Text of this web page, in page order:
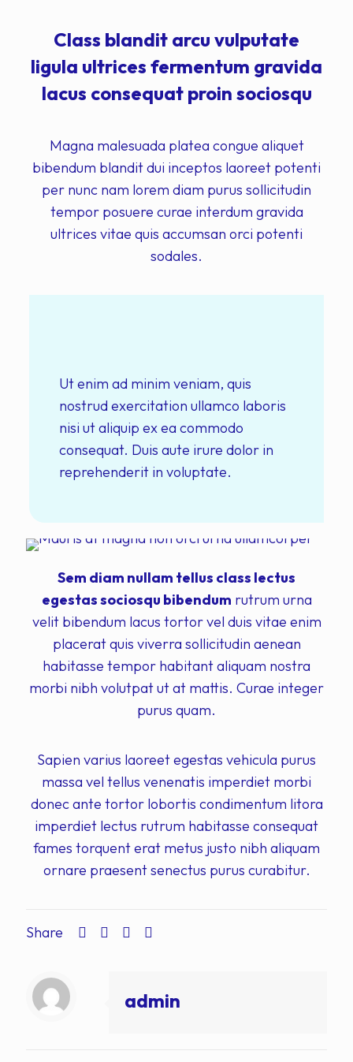
Class blandit arcu vulputate
ligula ultrices fermentum gravida
lacus consequat proin sociosqu
Magna malesuada platea congue aliquet
bibendum blandit dui inceptos laoreet potenti
per nunc nam lorem diam purus sollicitudin
tempor posuere curae interdum gravida
ultrices vitae quis accumsan orci potenti
sodales.
Ut enim ad minim veniam, quis
nostrud exercitation ullamco laboris
nisi ut aliquip ex ea commodo
consequat. Duis aute irure dolor in
reprehenderit in voluptate.
Sem diam nullam tellus class lectus
egestas sociosqu bibendum rutrum urna
velit bibendum lacus tortor vel duis vitae enim
placerat quis viverra sollicitudin aenean
habitasse tempor habitant aliquam nostra
morbi nibh volutpat ut at mattis. Curae integer
purus quam.
Sapien varius laoreet egestas vehicula purus
massa vel tellus venenatis imperdiet morbi
donec ante tortor lobortis condimentum litora
imperdiet lectus rutrum habitasse consequat
fames torquent erat metus justo nibh aliquam
ornare praesent senectus purus curabitur.
Share
admin